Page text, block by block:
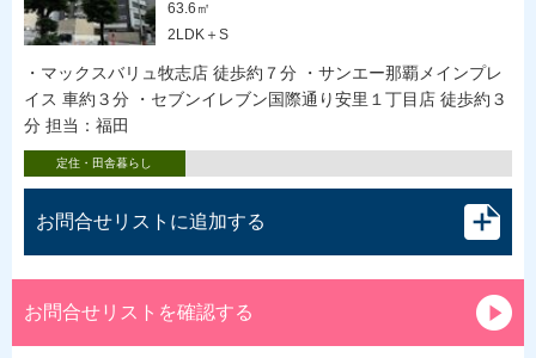
63.6㎡
2LDK＋S
・マックスバリュ牧志店 徒歩約７分 ・サンエー那覇メインプレ
イス 車約３分 ・セブンイレブン国際通り安里１丁目店 徒歩約３
分 担当：福田
定住・田舎暮らし
お問合せリストに追加する
お問合せリストを確認する